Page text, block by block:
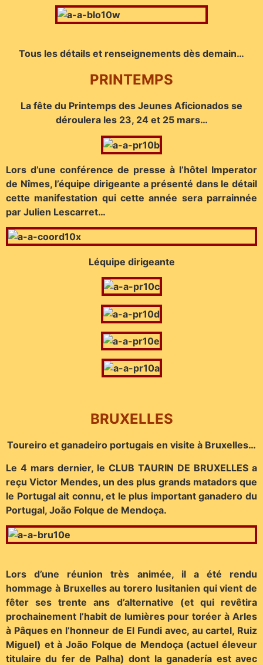
Tous les détails et renseignements dès demain…
PRINTEMPS
La fête du Printemps des Jeunes Aficionados se
déroulera les 23, 24 et 25 mars…
Lors d’une conférence de presse à l’hôtel Imperator
de Nîmes, l’équipe dirigeante a présenté dans le détail
cette manifestation qui cette année sera parrainnée
par Julien Lescarret…
Léquipe dirigeante
BRUXELLES
Toureiro et ganadeiro portugais en visite à Bruxelles…
Le 4 mars dernier, le CLUB TAURIN DE BRUXELLES a
reçu Victor Mendes, un des plus grands matadors que
le Portugal ait connu, et le plus important ganadero du
Portugal, João Folque de Mendoça.
Lors d’une réunion très animée, il a été rendu
hommage à Bruxelles au torero lusitanien qui vient de
fêter ses trente ans d’alternative (et qui revêtira
prochainement l’habit de lumières pour toréer à Arles
à Pâques en l’honneur de El Fundi avec, au cartel, Ruiz
Miguel) et à João Folque de Mendoça (actuel éleveur
titulaire du fer de Palha) dont la ganadería est avec